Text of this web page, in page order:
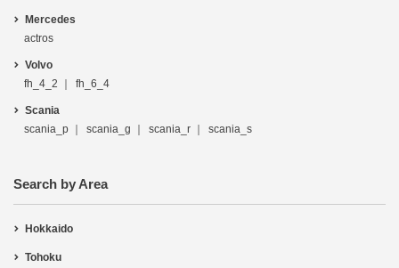
Mercedes
actros
Volvo
fh_4_2
fh_6_4
Scania
scania_p
scania_g scania_r scania_s
Search by Area
Hokkaido
Tohoku